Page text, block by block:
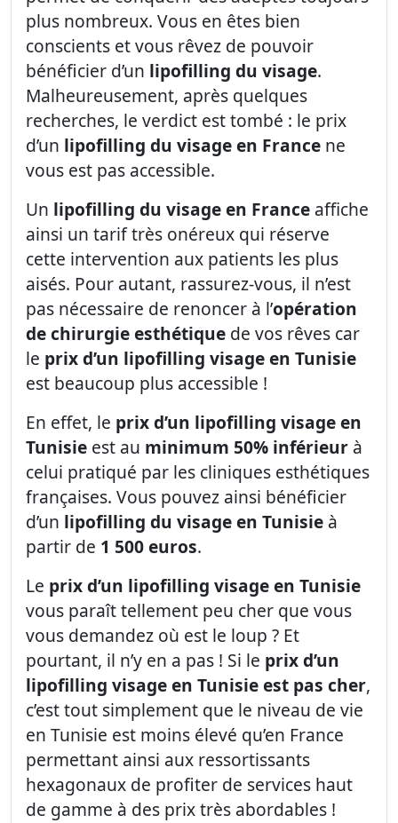
plus nombreux. Vous en êtes bien
conscients et vous rêvez de pouvoir
bénéficier d’un lipofilling du visage.
Malheureusement, après quelques
recherches, le verdict est tombé : le prix
d’un lipofilling du visage en France ne
vous est pas accessible.
Un lipofilling du visage en France affiche
ainsi un tarif très onéreux qui réserve
cette intervention aux patients les plus
aisés. Pour autant, rassurez-vous, il n’est
pas nécessaire de renoncer à l’opération
de chirurgie esthétique de vos rêves car
le prix d’un lipofilling visage en Tunisie
est beaucoup plus accessible !
En effet, le prix d’un lipofilling visage en
Tunisie est au minimum 50% inférieur à
celui pratiqué par les cliniques esthétiques
françaises. Vous pouvez ainsi bénéficier
d’un lipofilling du visage en Tunisie à
partir de 1 500 euros.
Le prix d’un lipofilling visage en Tunisie
vous paraît tellement peu cher que vous
vous demandez où est le loup ? Et
pourtant, il n’y en a pas ! Si le prix d’un
lipofilling visage en Tunisie est pas cher,
c’est tout simplement que le niveau de vie
en Tunisie est moins élevé qu’en France
permettant ainsi aux ressortissants
hexagonaux de profiter de services haut
de gamme à des prix très abordables !